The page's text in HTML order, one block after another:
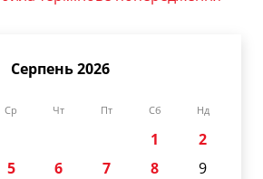
Серпень 2026
Ср Чт Пт Сб Нд
1
2
5 6 7 8
9